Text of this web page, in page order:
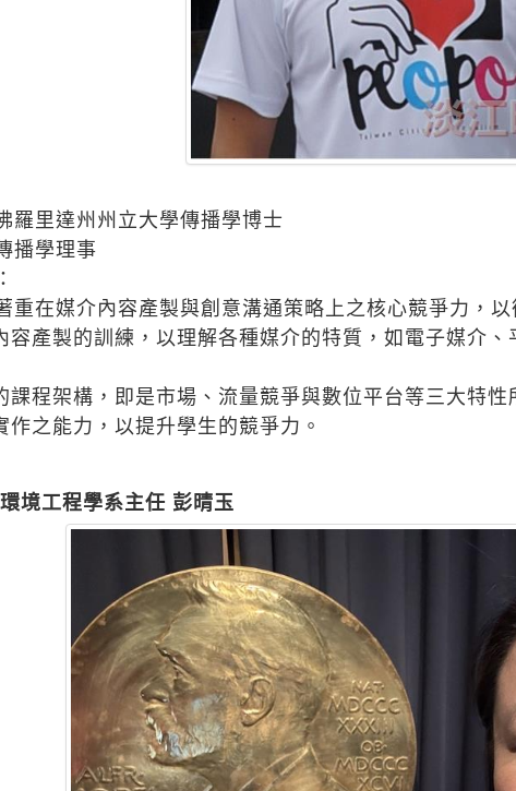
羅里達州州立大學傳播學博士
播學理事
重在媒介內容產製與創意溝通策略上之核心競爭力，
容產製的訓練，以理解各種媒介的特質，如電子媒介、
課程架構，即是市場、流量競爭與數位平台等三大特性
作之能力，以提升學生的競爭力。
境工程學系主任 彭晴玉